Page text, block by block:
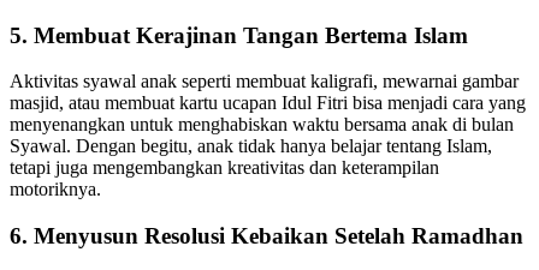
5. Membuat Kerajinan Tangan Bertema Islam
Aktivitas syawal anak seperti membuat kaligrafi, mewarnai gambar
masjid, atau membuat kartu ucapan Idul Fitri bisa menjadi cara yang
menyenangkan untuk menghabiskan waktu bersama anak di bulan
Syawal. Dengan begitu, anak tidak hanya belajar tentang Islam,
tetapi juga mengembangkan kreativitas dan keterampilan
motoriknya.
6. Menyusun Resolusi Kebaikan Setelah Ramadhan